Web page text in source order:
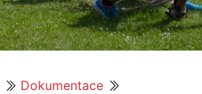
Dokumentace